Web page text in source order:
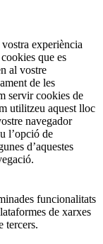
experiència
que es
al vostre
de les
servir cookies de
utilitzeu aquest lloc
navegador
l’opció de
d’aquestes
funcionalitats
de xarxes
tercers.